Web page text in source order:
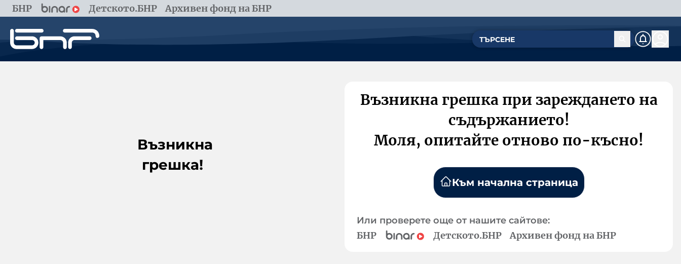
БНР Детското.БНР Архивен фонд на БНР
Възникна
грешка!
Възникна грешка при зареждането на
съдържанието!
Моля, опитайте отново по-късно!
Към начална страница
Или проверете още от нашите сайтове:
БНР Детското.БНР Архивен фонд на БНР